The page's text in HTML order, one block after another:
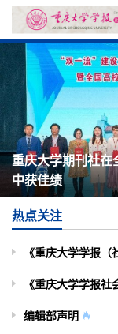
重庆大学期刊社在
中获佳绩
热点关注
《重庆大学学报
编辑部声明